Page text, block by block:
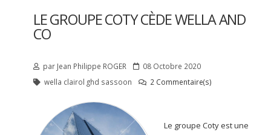
LE GROUPE COTY CÈDE WELLA AND
CO
par Jean Philippe ROGER
08 Octobre 2020
wella clairol ghd sassoon
2 Commentaire(s)
Le groupe Coty est une